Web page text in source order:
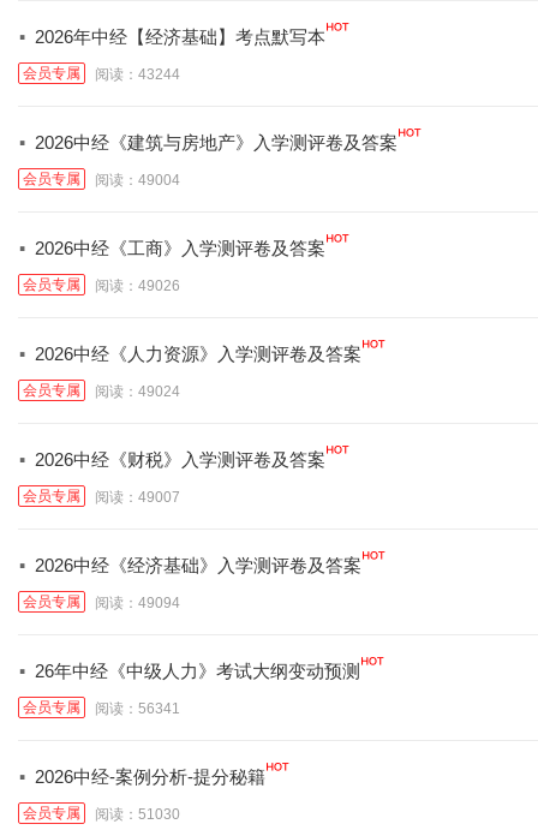
· 2026年中经【经济基础】考点默写本
会员专属 阅读：43244
· 2026中经《建筑与房地产》入学测评卷及答案
会员专属 阅读：49004
· 2026中经《工商》入学测评卷及答案
会员专属 阅读：49026
· 2026中经《人力资源》入学测评卷及答案
会员专属 阅读：49024
· 2026中经《财税》入学测评卷及答案
会员专属 阅读：49007
· 2026中经《经济基础》入学测评卷及答案
会员专属 阅读：49094
· 26年中经《中级人力》考试大纲变动预测
会员专属 阅读：56341
· 2026中经-案例分析-提分秘籍
会员专属 阅读：51030